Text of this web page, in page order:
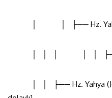
│ │ ├── Hz. Yakub
│ │ │ │ │ ├── Hz.
│ │ ├── Hz. Yahya (John